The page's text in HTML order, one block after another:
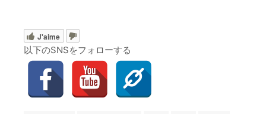
J'aime
以下のSNSをフォローする